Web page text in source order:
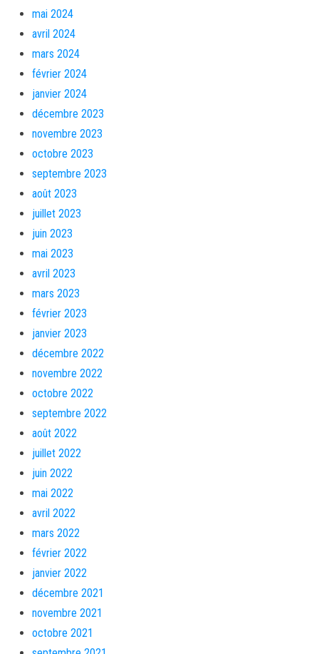
mai 2024
avril 2024
mars 2024
février 2024
janvier 2024
décembre 2023
novembre 2023
octobre 2023
septembre 2023
août 2023
juillet 2023
juin 2023
mai 2023
avril 2023
mars 2023
février 2023
janvier 2023
décembre 2022
novembre 2022
octobre 2022
septembre 2022
août 2022
juillet 2022
juin 2022
mai 2022
avril 2022
mars 2022
février 2022
janvier 2022
décembre 2021
novembre 2021
octobre 2021